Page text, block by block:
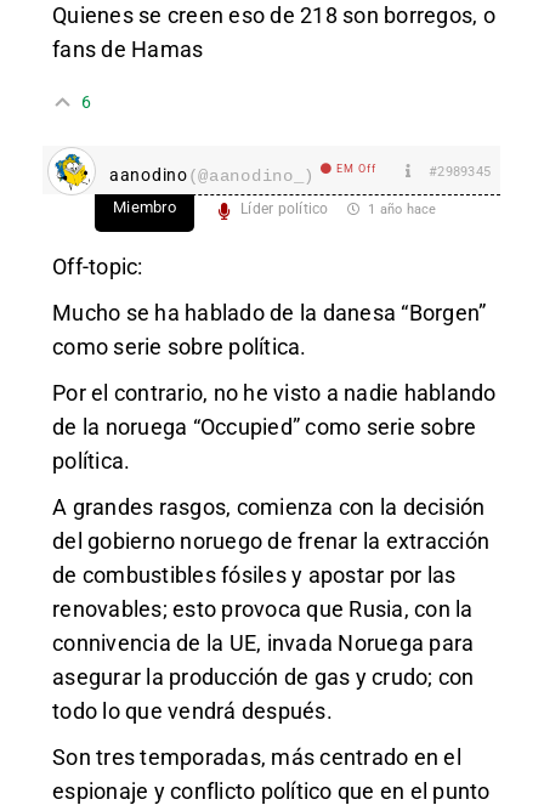
Quienes se creen eso de 218 son borregos, o
fans de Hamas
6
aanodino(@aanodino_) EM Off #2989345
Miembro Líder político 1 año hace
Off-topic:
Mucho se ha hablado de la danesa “Borgen”
como serie sobre política.
Por el contrario, no he visto a nadie hablando
de la noruega “Occupied” como serie sobre
política.
A grandes rasgos, comienza con la decisión
del gobierno noruego de frenar la extracción
de combustibles fósiles y apostar por las
renovables; esto provoca que Rusia, con la
connivencia de la UE, invada Noruega para
asegurar la producción de gas y crudo; con
todo lo que vendrá después.
Son tres temporadas, más centrado en el
espionaje y conflicto político que en el punto